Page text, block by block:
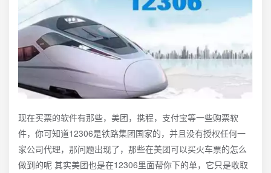
现在买票的软件有那些，美团，携程，支付宝等一些购票软
件，你可知道12306是铁路集团国家的，并且没有授权任何一
家公司代理，那问题出现了，那些在美团可以买火车票的怎么
做到的呢 其实美团也是在12306里面帮你下的单，它只是收取